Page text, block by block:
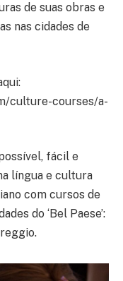
de suas obras e
nas cidades de
culture-courses/a-
fácil e
língua e cultura
com cursos de
do ‘Bel Paese’: